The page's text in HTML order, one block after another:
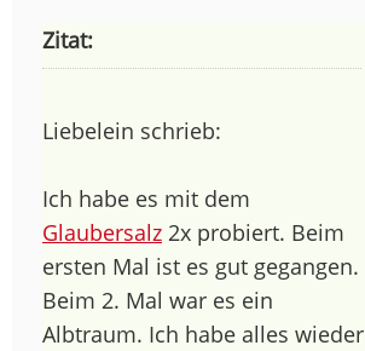
Zitat:
Liebelein schrieb:
Ich habe es mit dem
Glaubersalz 2x probiert. Beim
ersten Mal ist es gut gegangen.
Beim 2. Mal war es ein
Albtraum. Ich habe alles wieder